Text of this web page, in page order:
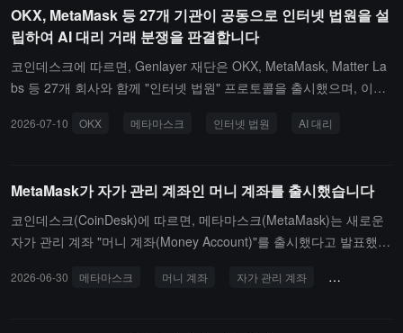
사를 통과한 후에도 손실이 발생할 경우 매달 최대 10,000달러의 거
래 보호를 받을 수 있다고 밝혔습니다.
OKX, MetaMask 등 27개 기관이 공동으로 인터넷 법원을 설
립하여 AI 대리 거래 분쟁을 판결합니다
코인데스크에 따르면, Genlayer 재단은 OKX, MetaMask, Matter La
bs 등 27개 회사와 함께 "인터넷 법원" 프로토콜을 출시했으며, 이는
메커니즘을 제공하는 것을 목표로 하고 있습니다.이 프로젝트는 현재
공하고자 합니다.
2026-07-10 OKX 메타마스크 인터넷 법원 AI 대리
MetaMask가 자가 관리 계좌인 머니 계좌를 출시했습니다
코인데스크(CoinDesk)에 따르면, 메타마스크(MetaMask)는 새로운
자가 관리 계좌 "머니 계좌(Money Account)"를 출시했다고 발표했으
통합하여 종합 금융 플랫폼으로의 전환을 더욱 촉진하고 있습니다.이
2026-06-30 메타마스크 머니 계좌 자가 관리 계좌 스테이블코인